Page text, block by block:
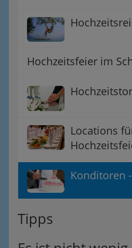
Hochzeitsfeier im
Locations
Konditoren
Tipps